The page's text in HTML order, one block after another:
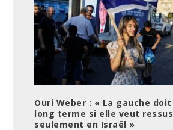
Ouri Weber : « La gauche
long terme si elle veut
seulement en Israël »